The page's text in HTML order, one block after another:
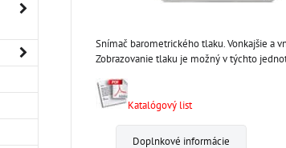
Snímač barometrického tlaku. Vonkajšie a
Zobrazovanie tlaku je možný v týchto
Katalógový list
Doplnkové informácie